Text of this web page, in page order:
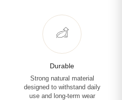
Durable
Strong natural material
designed to withstand daily
use and long-term wear